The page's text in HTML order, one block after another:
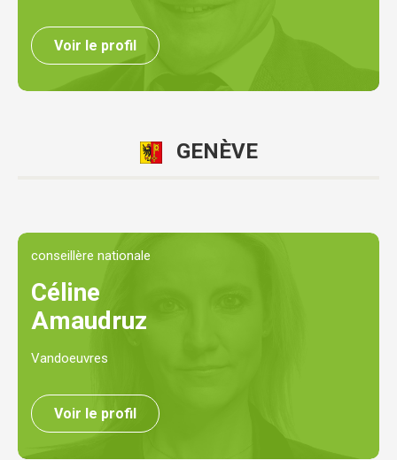
Voir le profil
GENÈVE
conseillère nationale
Céline
Amaudruz
Vandoeuvres
Voir le profil